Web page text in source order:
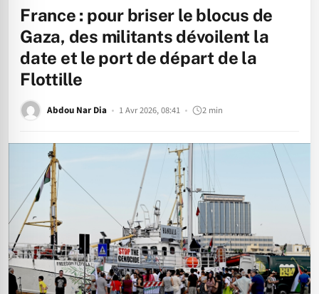
France : pour briser le blocus de
Gaza, des militants dévoilent la
date et le port de départ de la
Flottille
Abdou Nar Dia 1 Avr 2026, 08:41 2 min